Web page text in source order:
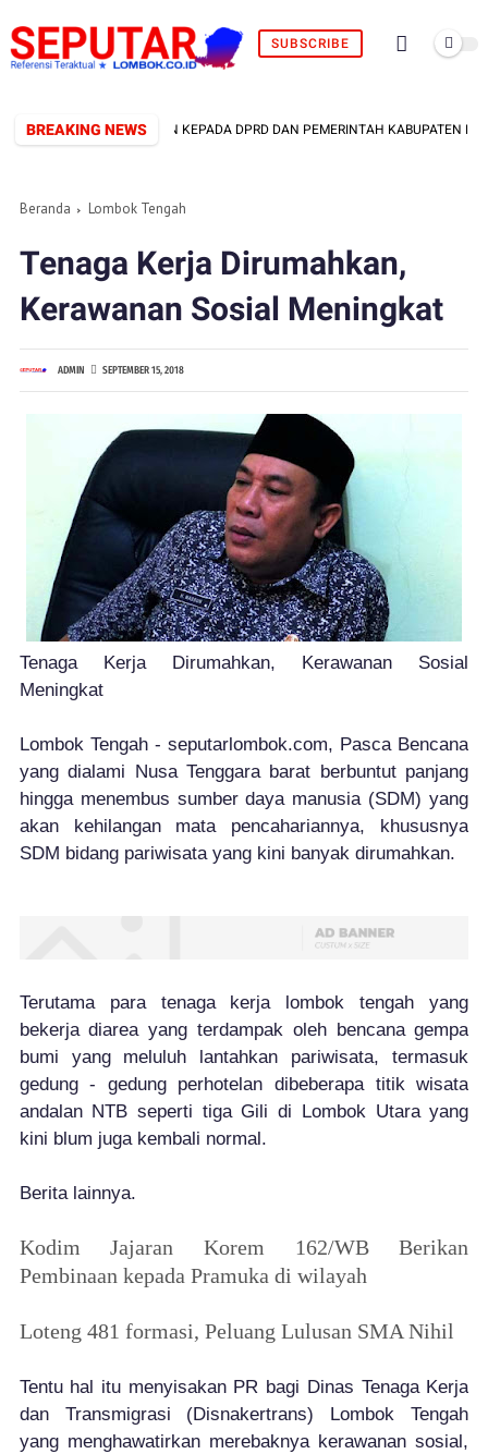
SUBSCRIBE
BREAKING NEWS
12 TUNTUTAN KEPADA DPRD DAN PEMERINTAH KABUPATEN
Beranda Lombok Tengah
Tenaga Kerja Dirumahkan,
Kerawanan Sosial Meningkat
ADMIN SEPTEMBER 15, 2018
Tenaga Kerja Dirumahkan, Kerawanan Sosial
Meningkat
Lombok Tengah - seputarlombok.com, Pasca Bencana
yang dialami Nusa Tenggara barat berbuntut panjang
hingga menembus sumber daya manusia (SDM) yang
akan kehilangan mata pencahariannya, khususnya
SDM bidang pariwisata yang kini banyak dirumahkan.
Terutama para tenaga kerja lombok tengah yang
bekerja diarea yang terdampak oleh bencana gempa
bumi yang meluluh lantahkan pariwisata, termasuk
gedung - gedung perhotelan dibeberapa titik wisata
andalan NTB seperti tiga Gili di Lombok Utara yang
kini blum juga kembali normal.
Berita lainnya.
Kodim Jajaran Korem 162/WB Berikan
Pembinaan kepada Pramuka di wilayah
Loteng 481 formasi, Peluang Lulusan SMA Nihil
Tentu hal itu menyisakan PR bagi Dinas Tenaga Kerja
dan Transmigrasi (Disnakertrans) Lombok Tengah
yang menghawatirkan merebaknya kerawanan sosial,